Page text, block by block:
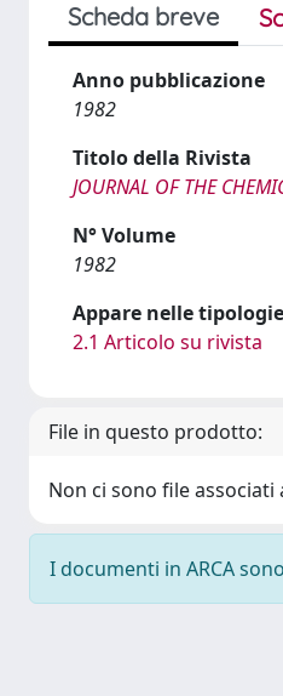
Scheda breve
Anno pubblicazione
1982
Titolo della Rivista
JOURNAL OF THE
N° Volume
1982
Appare nelle
2.1 Articolo su rivista
File in questo prodotto:
Non ci sono file
I documenti in ARCA